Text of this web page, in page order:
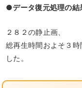
●データ復元処理の結
２８２の静止画、
総再生時間およそ３
した。